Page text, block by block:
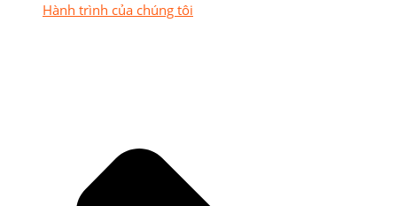
Hành trình của chúng tôi